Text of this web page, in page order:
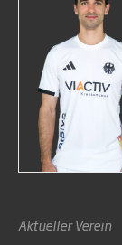
Aktueller Verein